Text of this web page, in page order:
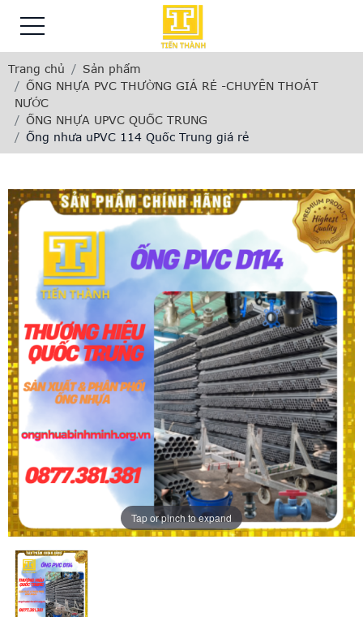
Trang chủ
Sản phẩm
ỐNG NHỰA PVC THƯỜNG GIÁ RẺ -CHUYÊN THOÁT
NƯỚC
ỐNG NHỰA UPVC QUỐC TRUNG
Ống nhưa uPVC 114 Quốc Trung giá rẻ
Tap or pinch to expand